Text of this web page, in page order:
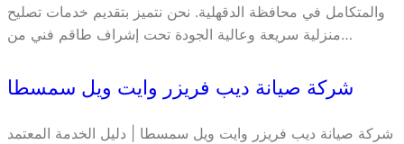
والمتكامل في محافظة الدقهلية. نحن نتميز بتقديم خدمات تصليح
منزلية سريعة وعالية الجودة تحت إشراف طاقم فني من…
شركة صيانة ديب فريزر وايت ويل سمسطا
شركة صيانة ديب فريزر وايت ويل سمسطا | دليل الخدمة المعتمد